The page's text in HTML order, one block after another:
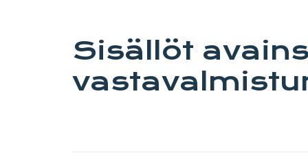
FI
Sisällöt